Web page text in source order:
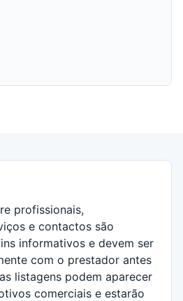
profissionais,
e contactos são
informativos e devem ser
com o prestador antes
listagens podem aparecer
comerciais e estarão